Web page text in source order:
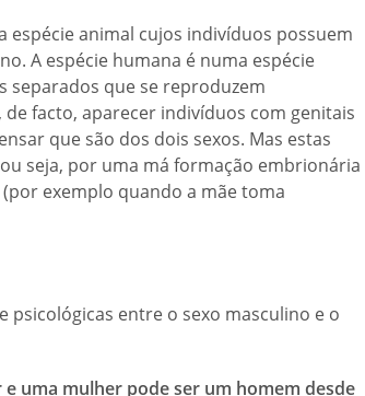
espécie animal cujos indivíduos possuem
A espécie humana é numa espécie
separados que se reproduzem
facto, aparecer indivíduos com genitais
que são dos dois sexos. Mas estas
seja, por uma má formação embrionária
exemplo quando a mãe toma
psicológicas entre o sexo masculino e o
uma mulher pode ser um homem desde